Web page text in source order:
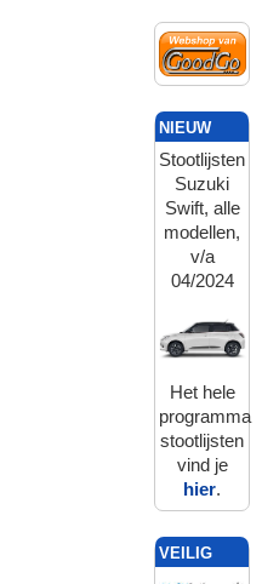
NIEUW
Stootlijsten
Suzuki
Swift, alle
modellen,
v/a
04/2024
Het hele
programma
stootlijsten
vind je
hier.
VEILIG